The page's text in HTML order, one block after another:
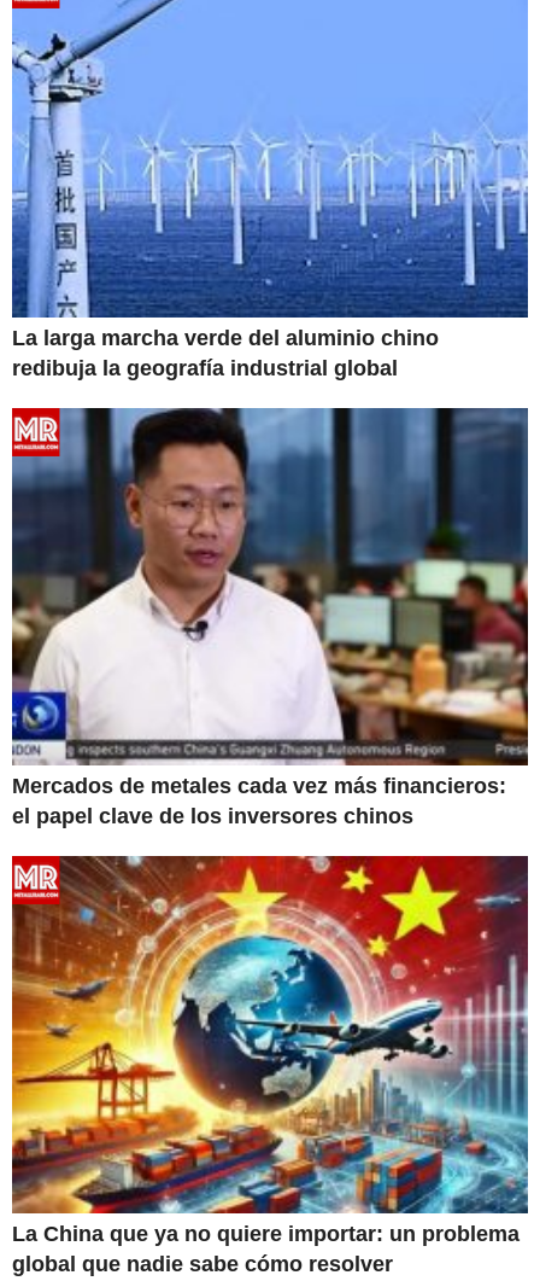
La larga marcha verde del aluminio chino
redibuja la geografía industrial global
Mercados de metales cada vez más financieros:
el papel clave de los inversores chinos
La China que ya no quiere importar: un problema
global que nadie sabe cómo resolver